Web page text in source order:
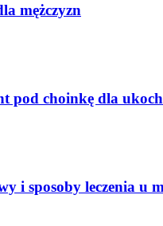
mężczyzn
pod choinkę dla
i sposoby leczenia u